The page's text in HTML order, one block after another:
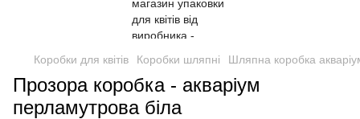
Коробки для квітів Коробки шляпні Шляпна коробка
Прозора коробка - акваріум
перламутрова біла